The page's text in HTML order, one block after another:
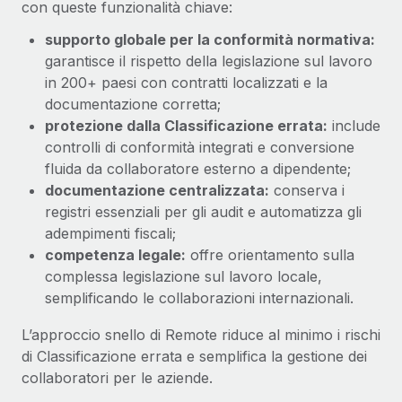
con queste funzionalità chiave:
supporto globale per la conformità normativa:
garantisce il rispetto della legislazione sul lavoro
in 200+ paesi con contratti localizzati e la
documentazione corretta;
protezione dalla Classificazione errata: include
controlli di conformità integrati e conversione
fluida da collaboratore esterno a dipendente;
documentazione centralizzata: conserva i
registri essenziali per gli audit e automatizza gli
adempimenti fiscali;
competenza legale: offre orientamento sulla
complessa legislazione sul lavoro locale,
semplificando le collaborazioni internazionali.
L’approccio snello di Remote riduce al minimo i rischi
di Classificazione errata e semplifica la gestione dei
collaboratori per le aziende.